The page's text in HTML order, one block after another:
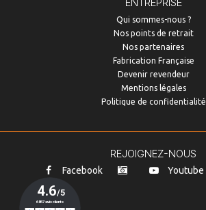
Qui sommes-nous ?
Nos points de retrait
Nos partenaires
Fabrication Française
Devenir revendeur
Mentions légales
Politique de confidentialité
REJOIGNEZ-NOUS
Facebook Youtube